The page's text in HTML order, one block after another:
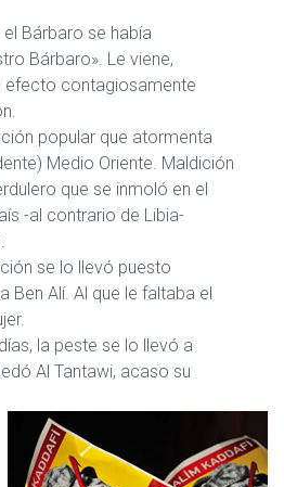
Bárbaro se había
Bárbaro». Le viene,
efecto contagiosamente
popular que atormenta
Medio Oriente. Maldición
que se inmoló en el
-al contrario de Libia-
se lo llevó puesto
Ben Alí. Al que le faltaba el
la peste se lo llevó a
Al Tantawi, acaso su